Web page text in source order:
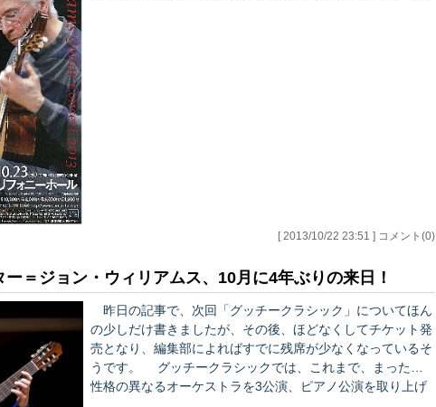
[ 2013/10/22 23:51 ] コメント(0)
＝ジョン・ウィリアムス、10月に4年ぶりの来日！
昨日の記事で、次回「グッチークラシック」についてほん
の少しだけ書きましたが、その後、ほどなくしてチケット発
売となり、編集部によればすでに残席が少なくなっているそ
うです。 グッチークラシックでは、これまで、まったく
性格の異なるオーケストラを3公演、ピアノ公演を取り上げ